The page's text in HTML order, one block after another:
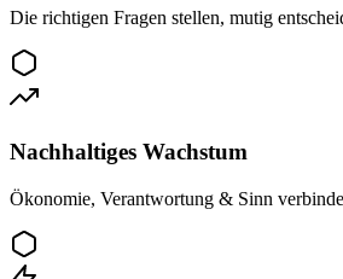
Die richtigen Fragen stellen, mutig
Nachhaltiges Wachstum
Ökonomie, Verantwortung & Sinn